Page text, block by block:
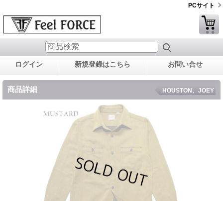
PCサイト
ログイン 新規登録はこちら お問い合せ
商品詳細 HOUSTON、JOEY